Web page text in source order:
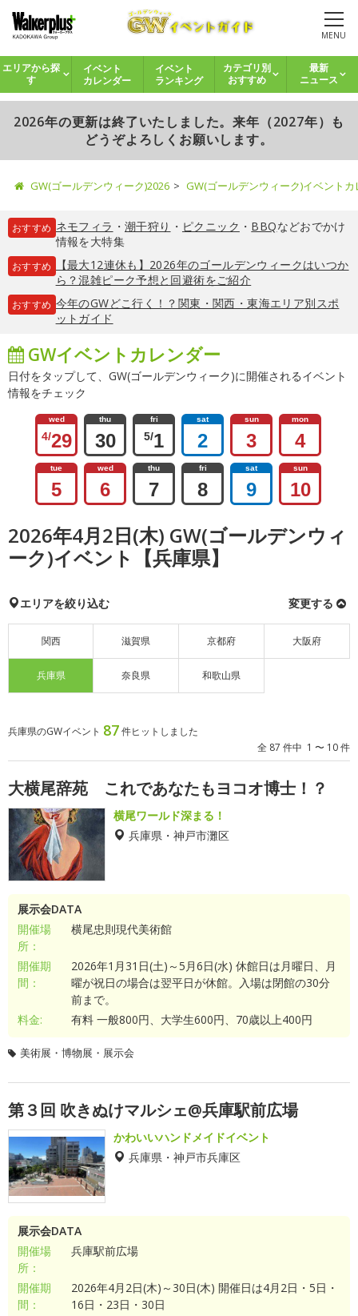
MENU
エリアから探
す
イベント
カレンダー
イベント
ランキング
カテゴリ別
おすすめ
最新
ニュース
2026年の更新は終了いたしました。来年（2027年）も
どうぞよろしくお願いします。
GW(ゴールデンウィーク)2026 GW(ゴールデンウィーク)イベント
おすすめ ネモフィラ ・ 潮干狩り ・ ピクニック ・ BBQなどおでかけ
情報を大特集
おすすめ
【最大12連休も】2026年のゴールデンウィークはいつか
ら？混雑ピーク予想と回避術をご紹介
おすすめ 今年のGWどこ行く！？関東・関西・東海エリア別スポ
ットガイド
GWイベントカレンダー
日付をタップして、GW(ゴールデンウィーク)に開催されるイベント
情報をチェック
wed
4/29
thu
30
fri
5/1
sat
2
sun
3
mon
4
tue
5
wed
6
thu
7
fri
8
sat
9
sun
10
2026年4月2日(木) GW(ゴールデンウィ
ーク)イベント【兵庫県】
エリアを絞り込む 変更する
関西 滋賀県 京都府 大阪府
兵庫県 奈良県 和歌山県
兵庫県のGWイベント 87件ヒットしました
全 87 件中 1 〜 10 件
大横尾辞苑 これであなたもヨコオ博士！？
横尾ワールド深まる！
兵庫県・神戸市灘区
展示会DATA
開催場
所：
横尾忠則現代美術館
開催期
間：
2026年1月31日(土)～5月6日(水) 休館日は月曜日、月
曜が祝日の場合は翌平日が休館。入場は閉館の30分
前まで。
料金:
有料 一般800円、大学生600円、70歳以上400円
美術展・博物展・展示会
第３回 吹きぬけマルシェ@兵庫駅前広場
かわいいハンドメイドイベント
兵庫県・神戸市兵庫区
展示会DATA
開催場
所：
兵庫駅前広場
開催期
間：
2026年4月2日(木)～30日(木) 開催日は4月2日・5日・
16日・23日・30日